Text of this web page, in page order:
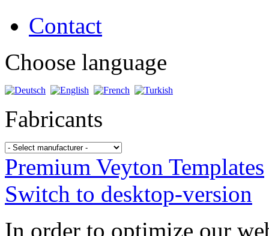
Contact
Choose language
Fabricants
Premium Veyton Templates
Switch to desktop-version
In order to optimize our